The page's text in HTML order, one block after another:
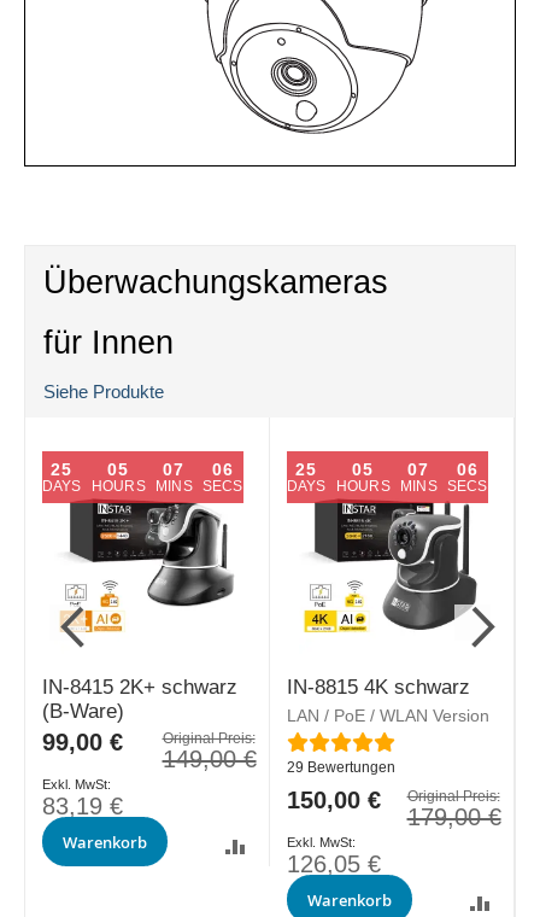
Überwachungskameras
für Innen
Siehe Produkte
IN-8415 2K+ schwarz
(B-Ware)
25
DAYS
05
HOURS
07
MINS
05
SECS
Original Preis:
149,00 €
Sonderpreis
99,00 €
83,19 €
Warenkorb
IN-8815 4K schwarz
25
DAYS
05
HOURS
07
MINS
05
SECS
LAN / PoE / WLAN Version
Bewertung:
29 Bewertungen
Original Preis:
179,00 €
Sonderpreis
150,00 €
126,05 €
Warenkorb